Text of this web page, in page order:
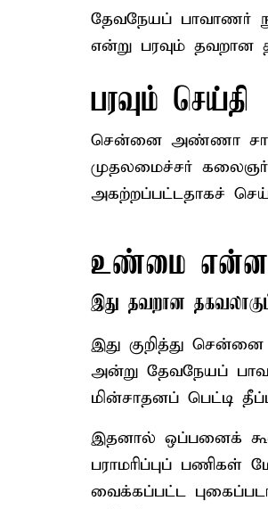
தேவநேயப் பாவாணர்
என்று பரவும் தவறான
பரவும் செய்தி
சென்னை அண்ணா
முதலமைச்சர் கலைஞர்
அகற்றப்பட்டதாகச்
உண்மை
இது தவறான
இது குறித்து
அன்று தேவநேயப்
மின்சாதனப் பெட்டி
இதனால் ஒப்பனைக்
பராமரிப்புப்
வைக்கப்பட்ட